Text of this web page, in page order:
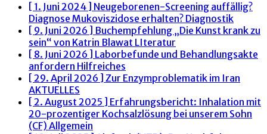
[ 1. Juni 2024 ] Neugeborenen-Screening auffällig?
Diagnose Mukoviszidose erhalten? Diagnostik
[ 9. Juni 2026 ] Buchempfehlung „Die Kunst krank zu
sein“ von Katrin Blawat LIteratur
[ 8. Juni 2026 ] Laborbefunde und Behandlungsakte
anfordern Hilfreiches
[ 29. April 2026 ] Zur Enzymproblematik im Iran
AKTUELLES
[ 2. August 2025 ] Erfahrungsbericht: Inhalation mit
20-prozentiger Kochsalzlösung bei unserem Sohn
(CF) Allgemein